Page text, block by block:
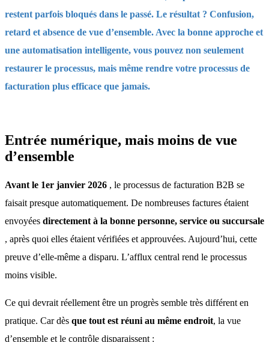
restent parfois bloqués dans le passé. Le résultat ? Confusion,
retard et absence de vue d’ensemble. Avec la bonne approche et
une automatisation intelligente, vous pouvez non seulement
restaurer le processus, mais même rendre votre processus de
facturation plus efficace que jamais.
Entrée numérique, mais moins de vue
d’ensemble
Avant le 1er janvier 2026 , le processus de facturation B2B se
faisait presque automatiquement. De nombreuses factures étaient
envoyées directement à la bonne personne, service ou succursale
, après quoi elles étaient vérifiées et approuvées. Aujourd’hui, cette
preuve d’elle-même a disparu. L’afflux central rend le processus
moins visible.
Ce qui devrait réellement être un progrès semble très différent en
pratique. Car dès que tout est réuni au même endroit, la vue
d’ensemble et le contrôle disparaissent :